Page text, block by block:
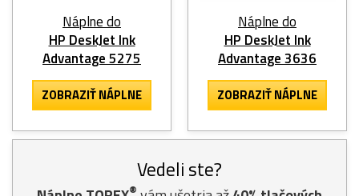
Náplne do
HP DeskJet Ink
Advantage 5275
ZOBRAZIŤ NÁPLNE
Náplne do
HP DeskJet Ink
Advantage 3636
ZOBRAZIŤ NÁPLNE
Vedeli ste?
®